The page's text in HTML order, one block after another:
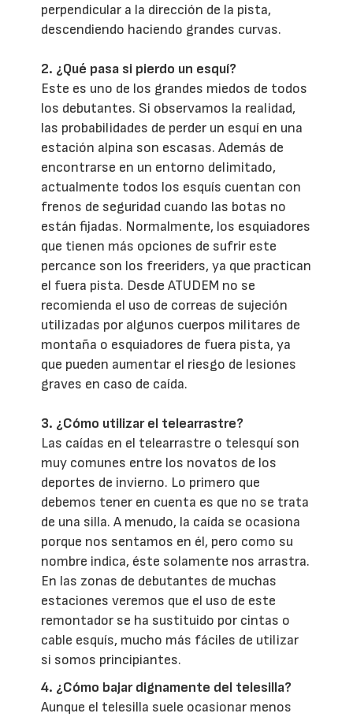
perpendicular a la dirección de la pista,
descendiendo haciendo grandes curvas.
2. ¿Qué pasa si pierdo un esquí?
Este es uno de los grandes miedos de todos
los debutantes. Si observamos la realidad,
las probabilidades de perder un esquí en una
estación alpina son escasas. Además de
encontrarse en un entorno delimitado,
actualmente todos los esquís cuentan con
frenos de seguridad cuando las botas no
están fijadas. Normalmente, los esquiadores
que tienen más opciones de sufrir este
percance son los freeriders, ya que practican
el fuera pista. Desde ATUDEM no se
recomienda el uso de correas de sujeción
utilizadas por algunos cuerpos militares de
montaña o esquiadores de fuera pista, ya
que pueden aumentar el riesgo de lesiones
graves en caso de caída.
3. ¿Cómo utilizar el telearrastre?
Las caídas en el telearrastre o telesquí son
muy comunes entre los novatos de los
deportes de invierno. Lo primero que
debemos tener en cuenta es que no se trata
de una silla. A menudo, la caída se ocasiona
porque nos sentamos en él, pero como su
nombre indica, éste solamente nos arrastra.
En las zonas de debutantes de muchas
estaciones veremos que el uso de este
remontador se ha sustituido por cintas o
cable esquís, mucho más fáciles de utilizar
si somos principiantes.
4. ¿Cómo bajar dignamente del telesilla?
Aunque el telesilla suele ocasionar menos